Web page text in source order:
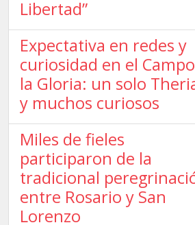
Libertad”
Expectativa en redes y
curiosidad en el
la Gloria: un solo
y muchos curiosos
Miles de fieles
participaron de la
tradicional
entre Rosario y San
Lorenzo